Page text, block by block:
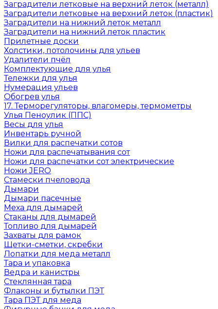
Заградители летковые на верхний леток (металл)
Заградители летковые на верхний леток (пластик)
Заградители на нижний леток металл
Заградители на нижний леток пластик
Прилетные доски
Холстики, потолочины для ульев
Удалители пчёл
Комплектующие для улья
Тележки для улья
Нумерация ульев
Обогрев улья
17. Терморегуляторы, влагомеры, термометры
Улья Пеноулик (ППС)
Весы для улья
Инвентарь ручной
Вилки для распечатки сотов
Ножи для распечатывания сот
Ножи для распечатки сот электрические
Ножи JERO
Стамески пчеловода
Дымари
Дымари пасечные
Меха для дымарей
Стаканы для дымарей
Топливо для дымарей
Захваты для рамок
Щетки-сметки, скребки
Лопатки для меда металл
Тара и упаковка
Ведра и канистры
Стеклянная тара
Флаконы и бутылки ПЭТ
Тара ПЭТ для меда